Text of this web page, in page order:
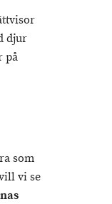
djur
på
som
vi se